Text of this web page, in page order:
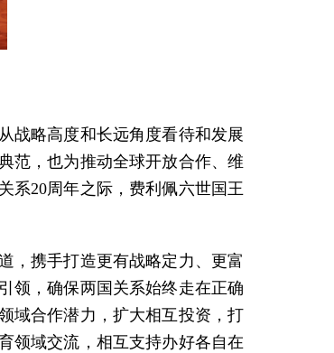
战略高度和长远角度看待和发展
范，也为推动全球开放合作、维
系20周年之际，费利佩六世国王
，携手打造更有战略定力、更富
领，确保两国关系始终走在正确
域合作潜力，扩大相互投资，打
领域交流，相互支持办好各自在